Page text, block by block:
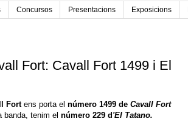
Concursos Presentacions Exposicions
Fort: Cavall Fort 1499 i El
Fortens porta el número 1499 de Cavall Fort
banda, tenim el número 229 d 'El Tatano.